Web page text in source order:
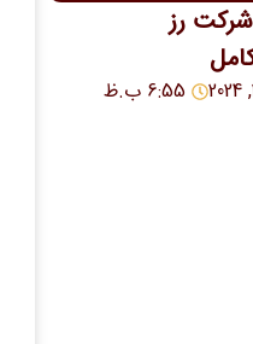
رز
6:55 ب.ظ